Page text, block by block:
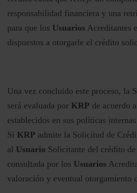
responsabilidad financiera y una
para que los Usuarios Acreditantes
dispuestos a otorgarle el crédito
Una vez concluido este proceso, la
será evaluada por KRP de acuerdo
establecidos en sus políticas
Si KRP admite la Solicitud de
al Usuario Solicitante del crédito
consultada por los Usuarios
valoración y eventual otorgamiento